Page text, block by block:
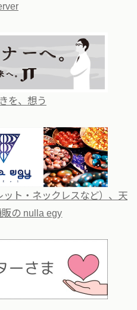
を、想う
ト・ネックレスなど）、天
の nulla egy